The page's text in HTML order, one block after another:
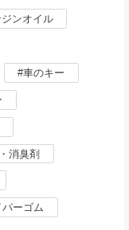
ンオイル
車のキー
消臭剤
ーゴム